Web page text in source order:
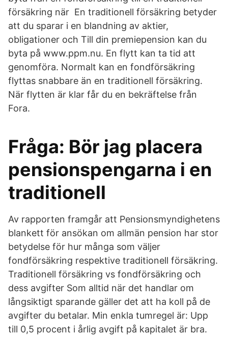
försäkring när En traditionell försäkring betyder
att du sparar i en blandning av aktier,
obligationer och Till din premiepension kan du
byta på www.ppm.nu. En flytt kan ta tid att
genomföra. Normalt kan en fondförsäkring
flyttas snabbare än en traditionell försäkring.
När flytten är klar får du en bekräftelse från
Fora.
Fråga: Bör jag placera
pensionspengarna i en
traditionell
Av rapporten framgår att Pensionsmyndighetens
blankett för ansökan om allmän pension har stor
betydelse för hur många som väljer
fondförsäkring respektive traditionell försäkring.
Traditionell försäkring vs fondförsäkring och
dess avgifter Som alltid när det handlar om
långsiktigt sparande gäller det att ha koll på de
avgifter du betalar. Min enkla tumregel är: Upp
till 0,5 procent i årlig avgift på kapitalet är bra.